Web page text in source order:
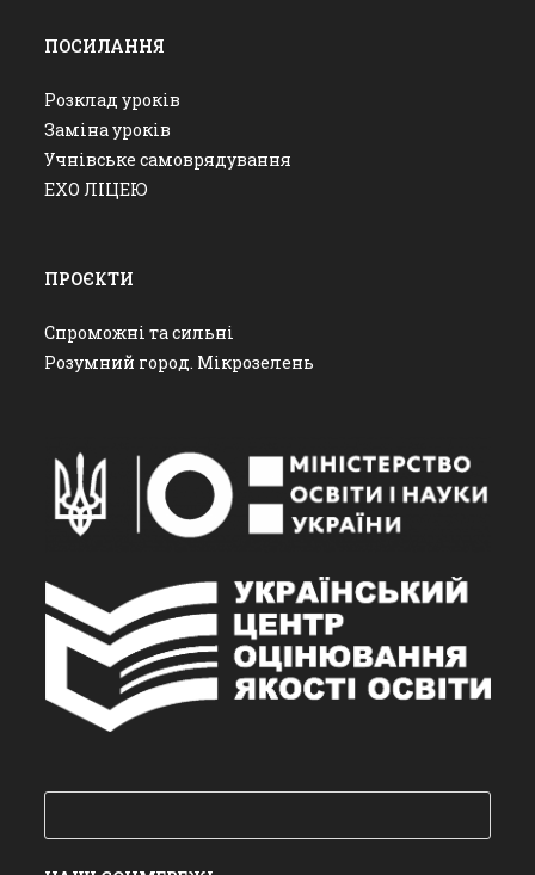
ПОСИЛАННЯ
Розклад уроків
Заміна уроків
Учнівське самоврядування
ЕХО ЛІЦЕЮ
ПРОЄКТИ
Спроможні та сильні
Розумний город. Мікрозелень